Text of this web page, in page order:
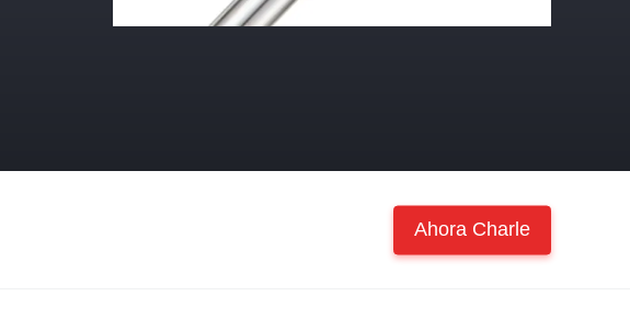
Ahora Charle